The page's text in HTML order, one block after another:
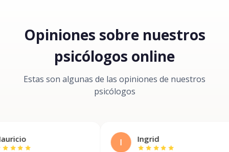
Opiniones sobre nuestros
psicólogos online
Estas son algunas de las opiniones de nuestros
psicólogos
Ingrid
starstar starstar star